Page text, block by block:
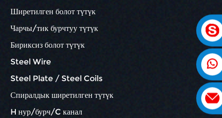
Ширетилген болот түтүк
Чарчы/тик бурчтуу түтүк
Бириксиз болот түтүк
Steel Wire
Steel Plate / Steel Coils
Спиралдык ширетилген түтүк
H нур/бурч/C канал